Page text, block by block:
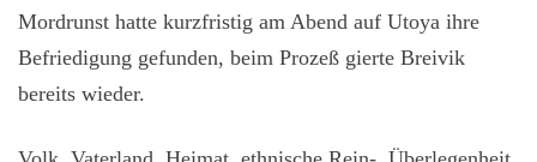
Mordrunst hatte kurzfristig am Abend auf Utoya ihre
Befriedigung gefunden, beim Prozeß gierte Breivik
bereits wieder.